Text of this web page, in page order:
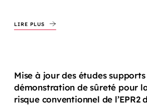
LIRE PLUS
Mise à jour des études
démonstration de sûreté pour
risque conventionnel de l’EPR2